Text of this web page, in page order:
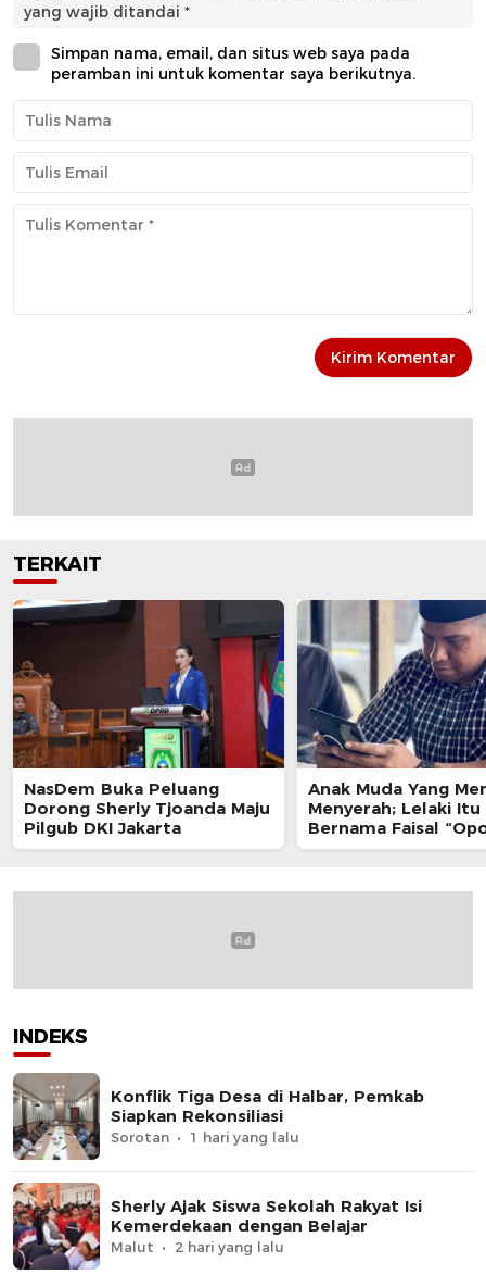
yang wajib ditandai *
Simpan nama, email, dan situs web saya pada
peramban ini untuk komentar saya berikutnya.
TERKAIT
NasDem Buka Peluang
Dorong Sherly Tjoanda Maju
Pilgub DKI Jakarta
Anak Muda Yang
Menyerah; Lelaki Itu
Bernama Faisal
INDEKS
Konflik Tiga Desa di Halbar, Pemkab
Siapkan Rekonsiliasi
Sorotan 1 hari yang lalu
Sherly Ajak Siswa Sekolah Rakyat Isi
Kemerdekaan dengan Belajar
Malut 2 hari yang lalu